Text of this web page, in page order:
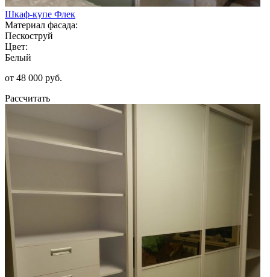
Шкаф-купе Флек
Материал фасада:
Пескоструй
Цвет:
Белый
от 48 000 руб.
Рассчитать